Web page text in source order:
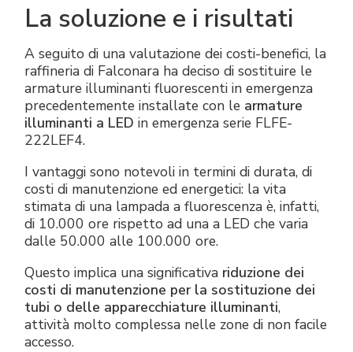
La soluzione e i risultati
A seguito di una valutazione dei costi-benefici, la
raffineria di Falconara ha deciso di sostituire le
armature illuminanti fluorescenti in emergenza
precedentemente installate con le armature
illuminanti a LED in emergenza serie FLFE-
222LEF4.
I vantaggi sono notevoli in termini di durata, di
costi di manutenzione ed energetici: la vita
stimata di una lampada a fluorescenza è, infatti,
di 10.000 ore rispetto ad una a LED che varia
dalle 50.000 alle 100.000 ore.
Questo implica una significativa riduzione dei
costi di manutenzione per la sostituzione dei
tubi o delle apparecchiature illuminanti,
attività molto complessa nelle zone di non facile
accesso.